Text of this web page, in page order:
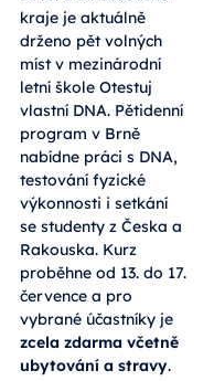
kraje je aktuálně
drženo pět volných
míst v mezinárodní
letní škole Otestuj
vlastní DNA. Pětidenní
program v Brně
nabídne práci s DNA,
testování fyzické
výkonnosti i setkání
se studenty z Česka a
Rakouska. Kurz
proběhne od 13. do 17.
července a pro
vybrané účastníky je
zcela zdarma včetně
ubytování a stravy.